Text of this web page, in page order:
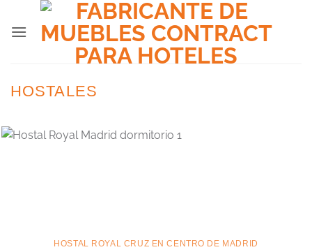
contenido
HOSTALES
HOSTAL ROYAL CRUZ EN CENTRO DE MADRID